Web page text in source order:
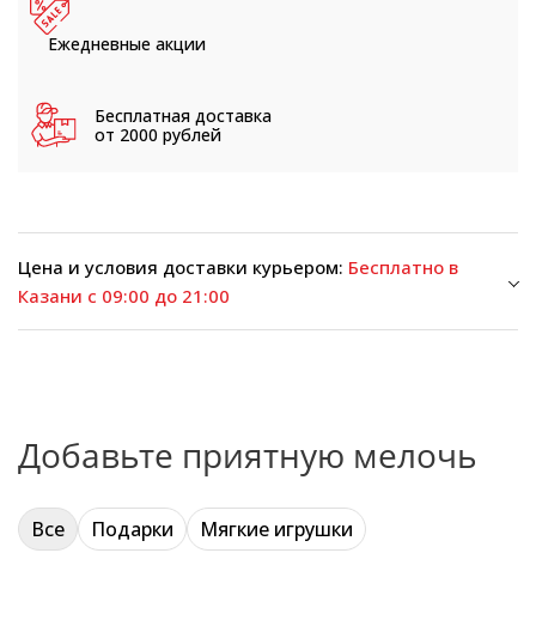
Ежедневные акции
Бесплатная доставка
от 2000 рублей
Цена и условия доставки курьером: Бесплатно в
Казани с 09:00 до 21:00
Добавьте приятную мелочь
Все Подарки Мягкие игрушки